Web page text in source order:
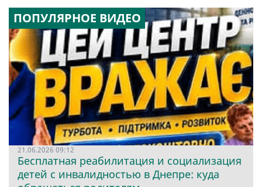
ПОПУЛЯРНОЕ ВИДЕО
21.06.2026 09:12
Бесплатная реабилитация и социализация
детей с инвалидностью в Днепре: куда